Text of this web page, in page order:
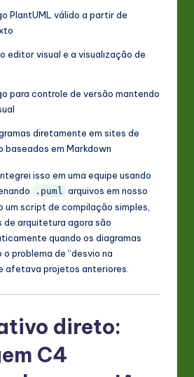
PlantUML válido a partir de
editor visual e a visualização de
para controle de versão mantendo
diretamente em sites de
baseados em Markdown
isso em uma equipe usando
.puml
arquivos em nosso
um script de compilação simples,
de arquitetura agora são
quando os diagramas
problema de “desvio na
afetava projetos anteriores.
direto:
C4